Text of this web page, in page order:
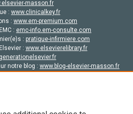
masson.fr
: www.clinicalkey.fr
: www.em-premium.com
: emc-info.em-consulte.com
: pratique-infirmiere.com
: www.elsevierelibrary.fr
notre blog : www.blog-elsevier-masson.fr